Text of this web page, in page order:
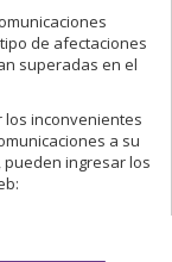
de afectaciones
superadas en el
los inconvenientes
a su
ingresar los